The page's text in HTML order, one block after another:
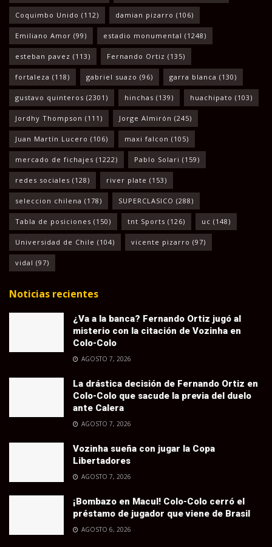
Coquimbo Unido (112) damian pizarro (106)
Emiliano Amor (99) estadio monumental (1248)
esteban pavez (113) Fernando Ortiz (135)
fortaleza (118) gabriel suazo (96) garra blanca (130)
gustavo quinteros (2301) hinchas (139) huachipato (103)
Jordhy Thompson (111) Jorge Almirón (245)
Juan Martín Lucero (106) maxi falcon (105)
mercado de fichajes (1222) Pablo Solari (159)
redes sociales (128) river plate (153)
seleccion chilena (178) SUPERCLASICO (288)
Tabla de posiciones (150) tnt Sports (126) uc (148)
Universidad de Chile (104) vicente pizarro (97)
vidal (97)
Noticias recientes
¿Va a la banca? Fernando Ortiz jugó al
misterio con la citación de Vozinha en
Colo-Colo
AGOSTO 7, 2026
La drástica decisión de Fernando Ortiz en
Colo-Colo que sacude la previa del duelo
ante Calera
AGOSTO 7, 2026
Vozinha sueña con jugar la Copa
Libertadores
AGOSTO 7, 2026
¡Bombazo en Macul! Colo-Colo cerró el
préstamo de jugador que viene de Brasil
AGOSTO 6, 2026